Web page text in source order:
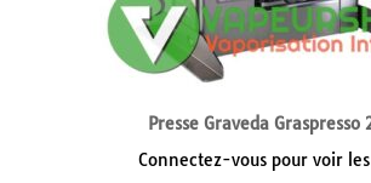
Presse Graveda Graspresso
Connectez-vous pour voir